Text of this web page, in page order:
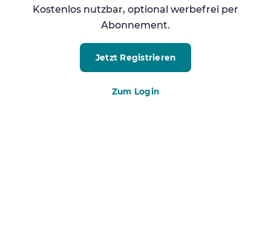
Kostenlos nutzbar, optional werbefrei per
Abonnement.
Jetzt Registrieren
Zum Login